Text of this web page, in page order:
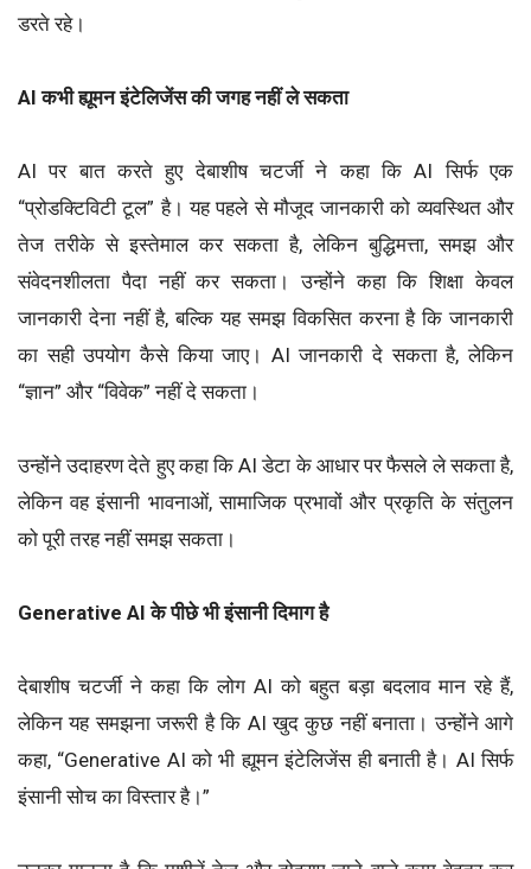
डरते रहे।
AI कभी ह्यूमन इंटेलिजेंस की जगह नहीं ले सकता
AI पर बात करते हुए देबाशीष चटर्जी ने कहा कि AI सिर्फ एक
“प्रोडक्टिविटी टूल” है। यह पहले से मौजूद जानकारी को व्यवस्थित और
तेज तरीके से इस्तेमाल कर सकता है, लेकिन बुद्धिमत्ता, समझ और
संवेदनशीलता पैदा नहीं कर सकता। उन्होंने कहा कि शिक्षा केवल
जानकारी देना नहीं है, बल्कि यह समझ विकसित करना है कि जानकारी
का सही उपयोग कैसे किया जाए। AI जानकारी दे सकता है, लेकिन
“ज्ञान” और “विवेक” नहीं दे सकता।
उन्होंने उदाहरण देते हुए कहा कि AI डेटा के आधार पर फैसले ले सकता है,
लेकिन वह इंसानी भावनाओं, सामाजिक प्रभावों और प्रकृति के संतुलन
को पूरी तरह नहीं समझ सकता।
Generative AI के पीछे भी इंसानी दिमाग है
देबाशीष चटर्जी ने कहा कि लोग AI को बहुत बड़ा बदलाव मान रहे हैं,
लेकिन यह समझना जरूरी है कि AI खुद कुछ नहीं बनाता। उन्होंने आगे
कहा, “Generative AI को भी ह्यूमन इंटेलिजेंस ही बनाती है। AI सिर्फ
इंसानी सोच का विस्तार है।”